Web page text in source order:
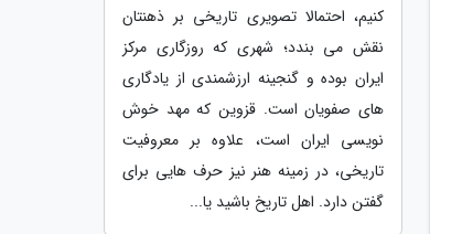
کنیم، احتمالا تصویری تاریخی بر ذهنتان
نقش می بندد؛ شهری که روزگاری مرکز
ایران بوده و گنجینه ارزشمندی از یادگاری
های صفویان است. قزوین که مهد خوش
نویسی ایران است، علاوه بر معروفیت
تاریخی، در زمینه هنر نیز حرف هایی برای
گفتن دارد. اهل تاریخ باشید یا...